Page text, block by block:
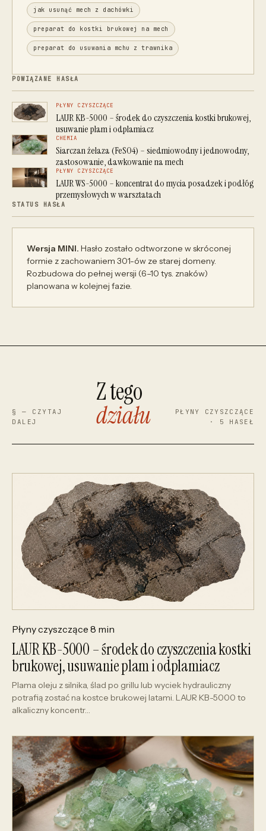
jak usunąć mech z dachówki
preparat do kostki brukowej na mech
preparat do usuwania mchu z trawnika
POWIĄZANE HASŁA
PŁYNY CZYSZCZĄCE
LAUR KB-5000 – środek do czyszczenia kostki brukowej,
usuwanie plam i odplamiacz
CHEMIA
Siarczan żelaza (FeSO4) – siedmiowodny i jednowodny,
zastosowanie, dawkowanie na mech
PŁYNY CZYSZCZĄCE
LAUR WS-5000 – koncentrat do mycia posadzek i podłóg
przemysłowych w warsztatach
STATUS HASŁA
Wersja MINI. Hasło zostało odtworzone w skróconej
formie z zachowaniem 301-ów ze starej domeny.
Rozbudowa do pełnej wersji (6–10 tys. znaków)
planowana w kolejnej fazie.
§ — CZYTAJ
DALEJ
Z tego
działu
PŁYNY CZYSZCZĄCE
· 5 HASEŁ
Płyny czyszczące 8 min
LAUR KB-5000 – środek do czyszczenia kostki
brukowej, usuwanie plam i odplamiacz
Plama oleju z silnika, ślad po grillu lub wyciek hydrauliczny
potrafią zostać na kostce brukowej latami. LAUR KB-5000 to
alkaliczny koncentr…